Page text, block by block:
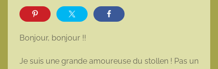
a
r
Bonjour, bonjour !!
Je suis une grande amoureuse du stollen ! Pas un